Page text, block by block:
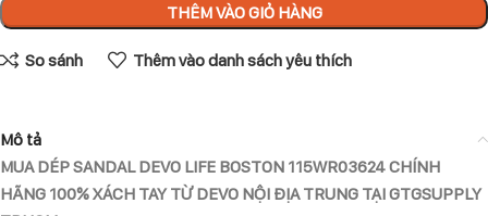
THÊM VÀO GIỎ HÀNG
So sánh Thêm vào danh sách yêu thích
Mô tả
MUA DÉP SANDAL DEVO LIFE BOSTON 115WR03624 CHÍNH
HÃNG 100% XÁCH TAY TỪ DEVO NỘI ĐỊA TRUNG TẠI GTGSUPPLY